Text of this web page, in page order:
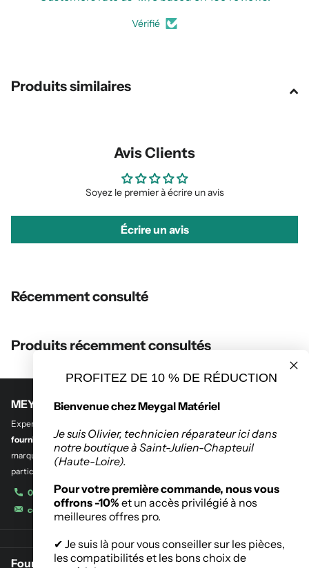
Vérifié
Produits similaires
Avis Clients
Soyez le premier à écrire un avis
Écrire un avis
Récemment consulté
Produits récemment consultés
MEYGAL MATERIEL
Experts en
fourniture industrielle.Découvrez notre sélection des plus grandes
marques de l’outillage destinés aux entreprises, administrations et
particuliers.
04 71 08 42 11
contact@meygalmat.fr
Fournisseur de matériaux de construction à Saint-
PROFITEZ DE 10 % DE RÉDUCTION
Bienvenue chez Meygal Matériel
Je suis Olivier, technicien réparateur ici dans
notre boutique à Saint-Julien-Chapteuil
(Haute-Loire).
Pour votre première commande, nous vous
offrons -10% et un accès privilégié à nos
meilleures offres pro.
✔ Je suis là pour vous conseiller sur les pièces,
les compatibilités et les bons choix de